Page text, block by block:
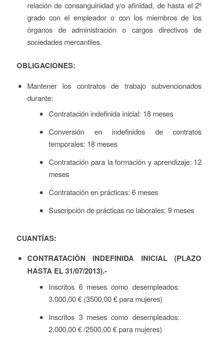
relación de consanguinidad y/o afinidad, de hasta el 2º
grado con el empleador o con los miembros de los
órganos de administración o cargos directivos de
sociedades mercantiles.
OBLIGACIONES:
Mantener los contratos de trabajo subvencionados
durante:
Contratación indefinida inicial: 18 meses
Conversión en indefinidos de contratos
temporales: 18 meses
Contratación para la formación y aprendizaje: 12
meses
Contratación en prácticas: 6 meses
Suscripción de prácticas no laborales: 9 meses
CUANTÍAS:
CONTRATACIÓN INDEFINIDA INICIAL (PLAZO
HASTA EL 31/07/2013).-
Inscritos 6 meses como desempleados:
3.000,00 € (3500,00 € para mujeres)
Inscritos 3 meses como desempleados:
2.000,00 € /2500,00 € para mujeres)